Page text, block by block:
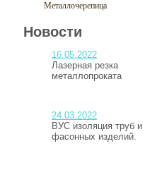
Металлочерепица
Новости
16.05.2022
Лазерная резка
металлопроката
24.03.2022
ВУС изоляция труб и
фасонных изделий.